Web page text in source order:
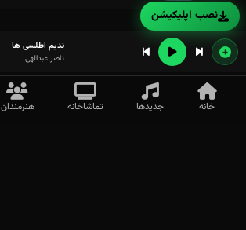
ندیم اطلسی ها
ناصر عبدالهی
خانه جدیدها تماشاخانه هنرمندان
نصب اپلیکیشن